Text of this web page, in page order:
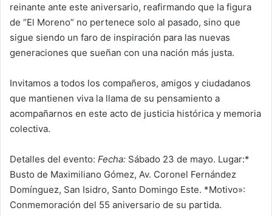
reinante ante este aniversario, reafirmando que la figura
de “El Moreno” no pertenece solo al pasado, sino que
sigue siendo un faro de inspiración para las nuevas
generaciones que sueñan con una nación más justa.
Invitamos a todos los compañeros, amigos y ciudadanos
que mantienen viva la llama de su pensamiento a
acompañarnos en este acto de justicia histórica y memoria
colectiva.
Detalles del evento: Fecha: Sábado 23 de mayo. Lugar:*
Busto de Maximiliano Gómez, Av. Coronel Fernández
Domínguez, San Isidro, Santo Domingo Este. *Motivo»:
Conmemoración del 55 aniversario de su partida.